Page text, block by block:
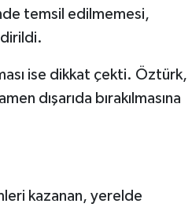
temsil edilmemesi,
ise dikkat çekti. Öztürk,
dışarıda bırakılmasına
kazanan, yerelde